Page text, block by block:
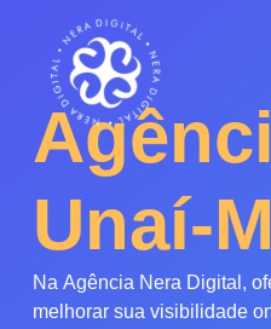
Unaí-
Na Agência Nera Digital ,
melhorar sua visibilidade